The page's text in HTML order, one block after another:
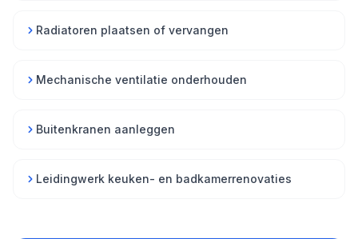
Radiatoren plaatsen of vervangen
Mechanische ventilatie onderhouden
Buitenkranen aanleggen
Leidingwerk keuken- en badkamerrenovaties